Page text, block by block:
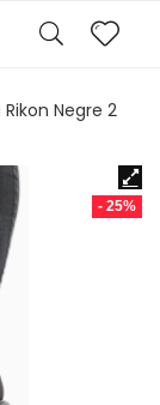
Negre 2
- 25%